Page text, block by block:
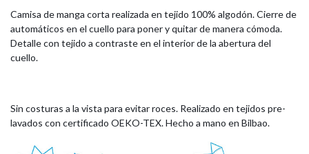
Camisa de manga corta realizada en tejido 100% algodón. Cierre de
automáticos en el cuello para poner y quitar de manera cómoda.
Detalle con tejido a contraste en el interior de la abertura del
cuello.
Sin costuras a la vista para evitar roces. Realizado en tejidos pre-
lavados con certificado OEKO-TEX. Hecho a mano en Bilbao.